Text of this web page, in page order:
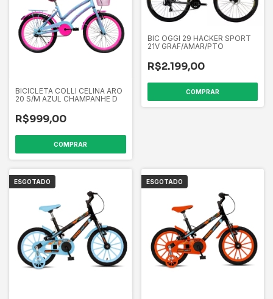
BICICLETA COLLI CELINA ARO
20 S/M AZUL CHAMPANHE D
R$999,00
BIC OGGI 29 HACKER SPORT
21V GRAF/AMAR/PTO
R$2.199,00
COMPRAR
ESGOTADO ESGOTADO